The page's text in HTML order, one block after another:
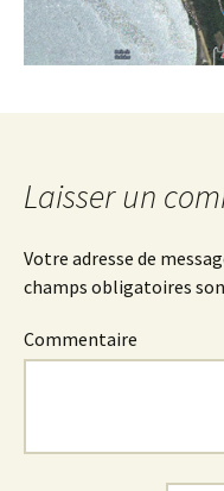
Laisser un
Votre adresse de
champs obligatoires
Commentaire